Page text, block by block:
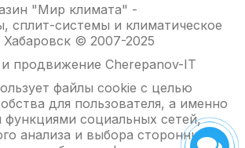
топлива. Воздушный фильтр
фильтром продлят работу
бесперебойную работу при
качественного дизельного
антикоррозионное
воздухонагревателя сохранит
внешний вид на протяжении всего
изделия.
"Мир климата" -
сплит-системы и климатическое
© 2007-2025
продвижение Cherepanov-IT
файлы cookie с целью
для пользователя, а именно
социальных сетей,
анализа и выбора сторонних